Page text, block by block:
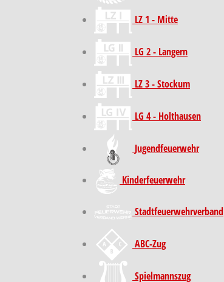
LZ 1 - Mitte
LG 2 - Langern
LZ 3 - Stockum
LG 4 - Holthausen
Jugendfeuerwehr
Kinder­feuer­wehr
Stadt­feuer­wehr­verband
ABC-Zug
Spielmannszug